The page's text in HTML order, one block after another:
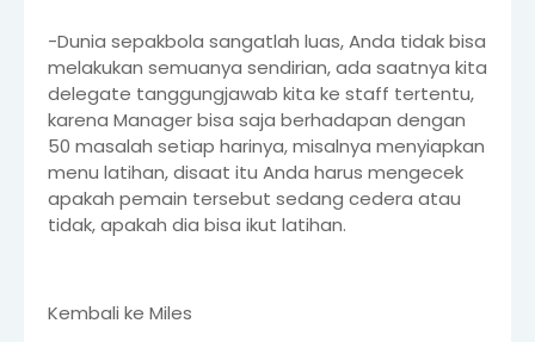
-Dunia sepakbola sangatlah luas, Anda tidak bisa
melakukan semuanya sendirian, ada saatnya kita
delegate tanggungjawab kita ke staff tertentu,
karena Manager bisa saja berhadapan dengan
50 masalah setiap harinya, misalnya menyiapkan
menu latihan, disaat itu Anda harus mengecek
apakah pemain tersebut sedang cedera atau
tidak, apakah dia bisa ikut latihan.
Kembali ke Miles